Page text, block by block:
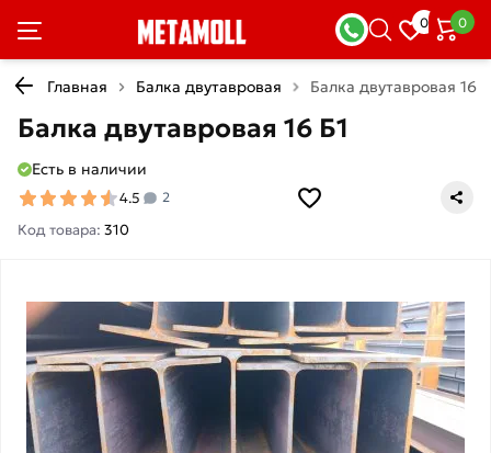
0 0
Главная Балка двутавровая Балка двутавровая 16
Балка двутавровая 16 Б1
Есть в наличии
4.5 2
Код товара: 310